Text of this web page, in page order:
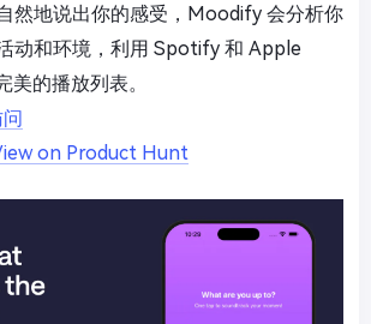
然地说出你的感受，Moodify 会分析你
动和环境，利用 Spotify 和 Apple
美的播放列表。
on Product Hunt